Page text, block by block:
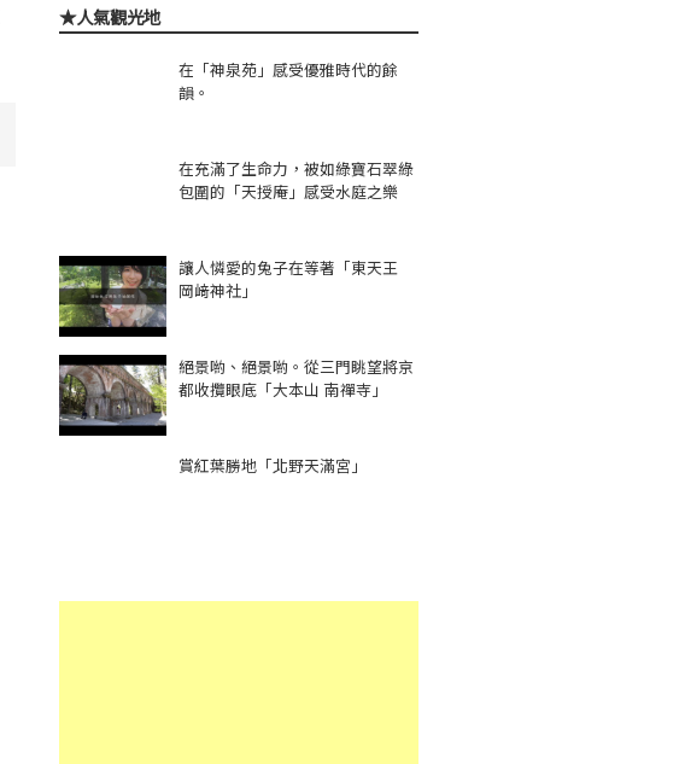
★人氣觀光地
在「神泉苑」感受優雅時代的餘
韻。
在充滿了生命力，被如綠寶石翠綠
包圍的「天授庵」感受水庭之樂
讓人憐愛的兔子在等著「東天王
岡﨑神社」
絕景喲、絕景喲。從三門眺望將京
都收攬眼底「大本山 南禪寺」
賞紅葉勝地「北野天滿宮」